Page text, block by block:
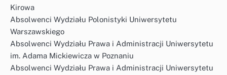
Kirowa
Absolwenci Wydziału Polonistyki Uniwersytetu
Warszawskiego
Absolwenci Wydziału Prawa i Administracji Uniwersytetu
im. Adama Mickiewicza w Poznaniu
Absolwenci Wydziału Prawa i Administracji Uniwersytetu